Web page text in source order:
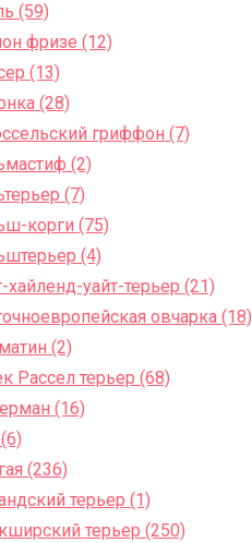
(59)
фризе (12)
(13)
(28)
гриффон (7)
(2)
(7)
корги (75)
(4)
хайленд-уайт-терьер (21)
овчарка (18)
(2)
Рассел терьер (68)
(16)
(236)
терьер (1)
терьер (250)